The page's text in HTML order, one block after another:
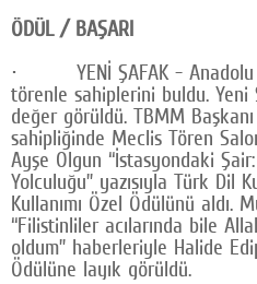
ÖDÜL / BAŞARI
· YENİ ŞAFAK - Anadolu
törenle sahiplerini buldu.
değer görüldü. TBMM
sahipliğinde Meclis Tören
Ayşe Olgun “İstasyondaki
Yolculuğu” yazısıyla Türk Dil
Kullanımı Özel Ödülünü aldı.
“Filistinliler acılarında bile
oldum” haberleriyle Halide
Ödülüne layık görüldü.